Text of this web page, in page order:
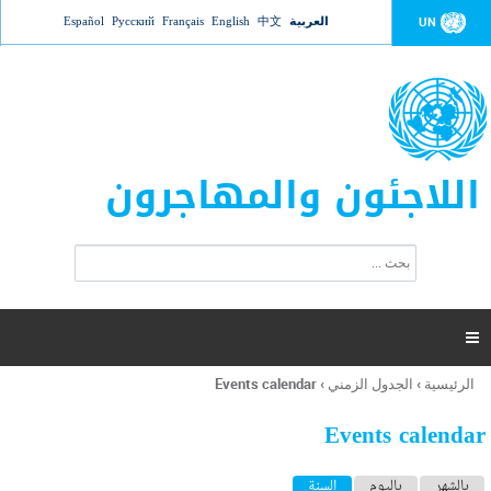
Jump to navigation UN العربية 中文
English
Français
Русский
Español
اللاجئون والمهاجرون
ت
ر
ل
ح
ب

أنت
هنا
الرئيسية › الجدول الزمني ›
Events calendar
Events calendar